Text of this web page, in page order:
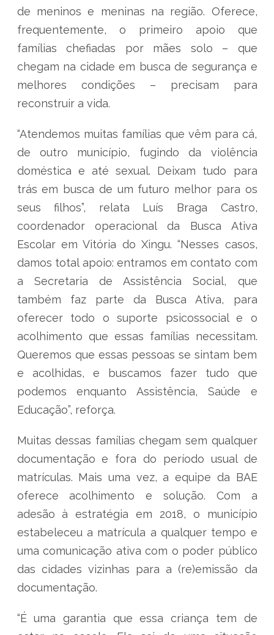
de meninos e meninas na região. Oferece,
frequentemente, o primeiro apoio que
famílias chefiadas por mães solo – que
chegam na cidade em busca de segurança e
melhores condições – precisam para
reconstruir a vida.
“Atendemos muitas famílias que vêm para cá,
de outro município, fugindo da violência
doméstica e até sexual. Deixam tudo para
trás em busca de um futuro melhor para os
seus filhos”, relata Luís Braga Castro,
coordenador operacional da Busca Ativa
Escolar em Vitória do Xingu. “Nesses casos,
damos total apoio: entramos em contato com
a Secretaria de Assistência Social, que
também faz parte da Busca Ativa, para
oferecer todo o suporte psicossocial e o
acolhimento que essas famílias necessitam.
Queremos que essas pessoas se sintam bem
e acolhidas, e buscamos fazer tudo que
podemos enquanto Assistência, Saúde e
Educação”, reforça.
Muitas dessas famílias chegam sem qualquer
documentação e fora do período usual de
matrículas. Mais uma vez, a equipe da BAE
oferece acolhimento e solução. Com a
adesão à estratégia em 2018, o município
estabeleceu a matrícula a qualquer tempo e
uma comunicação ativa com o poder público
das cidades vizinhas para a (re)emissão da
documentação.
“É uma garantia que essa criança tem de